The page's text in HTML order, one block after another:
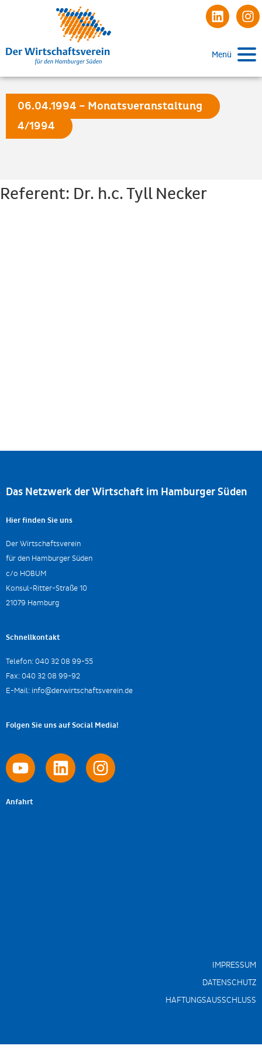
Menü
06.04.1994 – Monatsveranstaltung
4/1994
Referent: Dr. h.c. Tyll Necker
Das Netzwerk der Wirtschaft im Hamburger Süden
Hier finden Sie uns
Der Wirtschaftsverein
für den Hamburger Süden
c/o HOBUM
Konsul-Ritter-Straße 10
21079 Hamburg
Schnellkontakt
Telefon: 040 32 08 99-55
Fax: 040 32 08 99-92
E-Mail: info@derwirtschaftsverein.de
Folgen Sie uns auf Social Media!
Anfahrt
IMPRESSUM
DATENSCHUTZ
HAFTUNGSAUSSCHLUSS